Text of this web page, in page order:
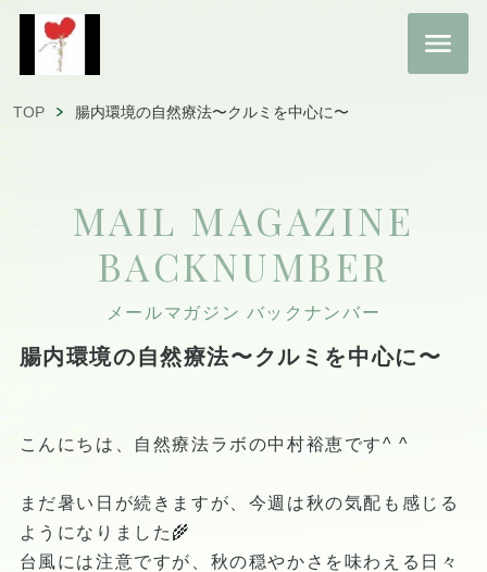
TOP 腸内環境の自然療法〜クルミを中心に〜
MAIL MAGAZINE
BACKNUMBER
メールマガジン バックナンバー
腸内環境の自然療法〜クルミを中心に〜
こんにちは、自然療法ラボの中村裕恵です^ ^
まだ暑い日が続きますが、今週は秋の気配も感じる
ようになりました🌾
台風には注意ですが、秋の穏やかさを味わえる日々